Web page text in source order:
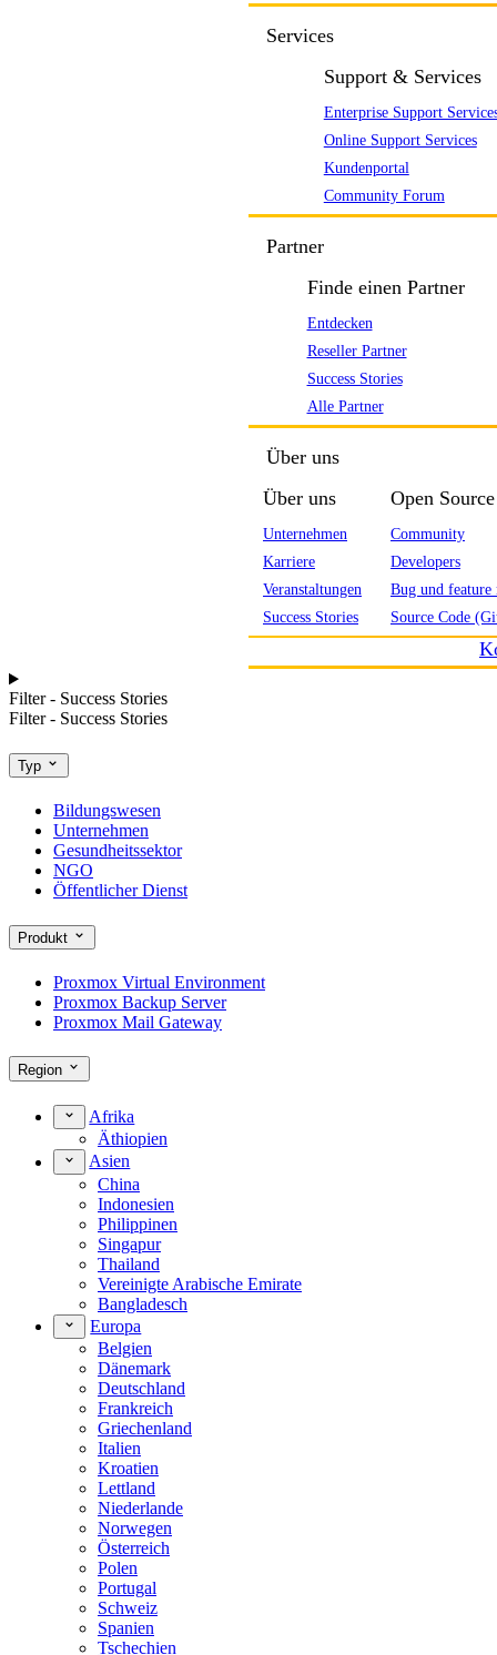
Services
Support & Services
Enterprise Support
Online Support Services
Kundenportal
Community Forum
Partner
Finde einen Partner
Entdecken
Reseller Partner
Success Stories
Alle Partner
Über uns
Über uns
Unternehmen
Karriere
Veranstaltungen
Success Stories
Open Source
Community
Developers
Bug und feature
Source Code
Filter - Success Stories
Filter - Success Stories
Typ
Bildungswesen
Unternehmen
Gesundheitssektor
NGO
Öffentlicher Dienst
Produkt
Proxmox Virtual Environment
Proxmox Backup Server
Proxmox Mail Gateway
Region
Afrika
Äthiopien
Asien
China
Indonesien
Philippinen
Singapur
Thailand
Vereinigte Arabische Emirate
Bangladesch
Europa
Belgien
Dänemark
Deutschland
Frankreich
Griechenland
Italien
Kroatien
Lettland
Niederlande
Norwegen
Österreich
Polen
Portugal
Schweiz
Spanien
Tschechien